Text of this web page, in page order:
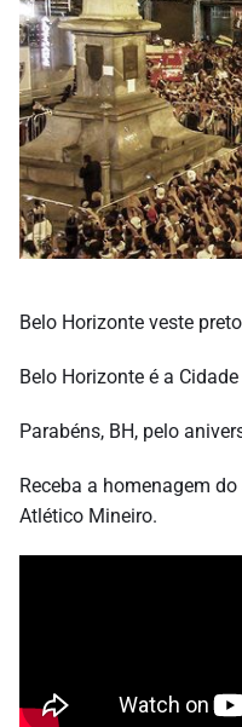
Belo Horizonte veste
Belo Horizonte é a
Parabéns, BH, pelo
Receba a homenagem
Atlético Mineiro.